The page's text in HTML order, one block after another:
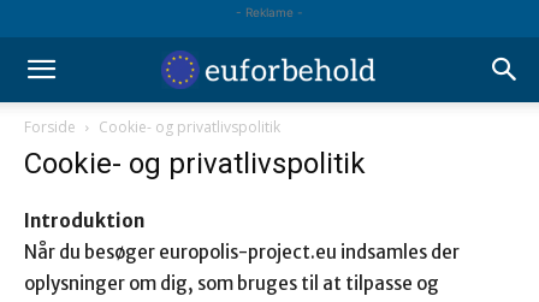
- Reklame -
Forside Cookie- og privatlivspolitik
Cookie- og privatlivspolitik
Introduktion
Når du besøger europolis-project.eu indsamles der
oplysninger om dig, som bruges til at tilpasse og